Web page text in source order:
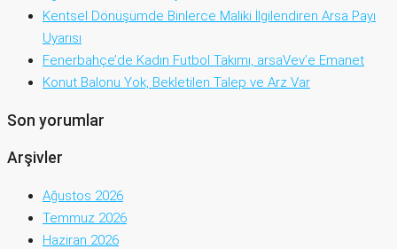
Kentsel Dönüşümde Binlerce Maliki İlgilendiren Arsa Payı
Uyarısı
Fenerbahçe’de Kadın Futbol Takımı, arsaVev’e Emanet
Konut Balonu Yok, Bekletilen Talep ve Arz Var
Son yorumlar
Arşivler
Ağustos 2026
Temmuz 2026
Haziran 2026